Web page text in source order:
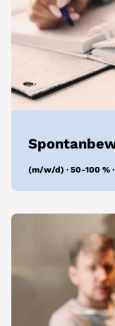
(m/w/d) · 50-100 %